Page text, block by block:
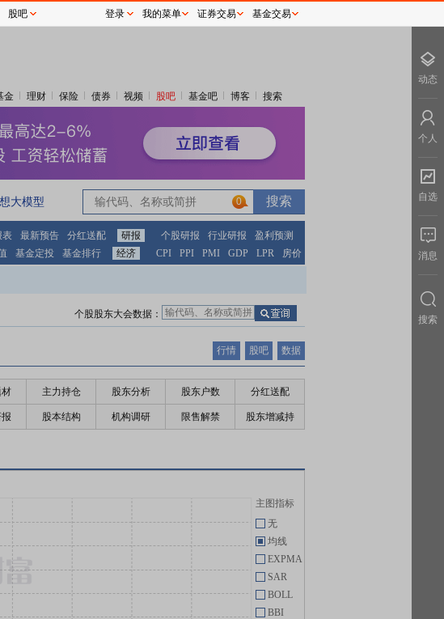
金 理财 保险 债券 视频 股吧 基金吧 博客 搜索
大模型 0
表 最新预告 分红送配 研报 个股研报 行业研报
盈利预测
基金定投 基金排行 经济 CPI PPI PMI GDP LPR 房价
个股股东大会数据：
行情 股吧 数据
主力持仓 股东分析 股东户数 分红送配
股本结构 机构调研 限售解禁 股东增减持
主图指标
无
均线
EXPMA
SAR
BOLL
BBI
股吧 登录 我的菜单 证券交易 基金交易
动态
个人
自选
消息
搜索